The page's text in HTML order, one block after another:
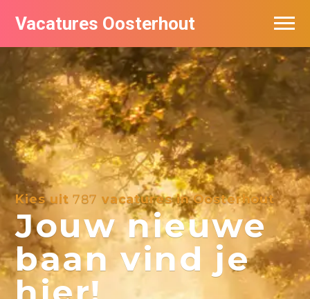
Vacatures Oosterhout
Kies uit787 vacatures in Oosterhout
Jouw nieuwe
baan vind je
Vacatures per bedrijf